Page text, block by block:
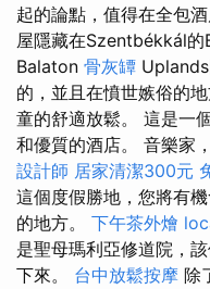
起的論點，值得在全包酒
屋隱藏在Szentbékkál的
Balaton 骨灰罈
的，並且在憤世嫉俗的
童的舒適放鬆。 這是一
和優質的酒店。 音樂家
設計師 居家清潔300元
這個度假勝地，您將有
的地方。 下午茶外燴
是聖母瑪利亞修道院，
下來。 台中放鬆按摩 除